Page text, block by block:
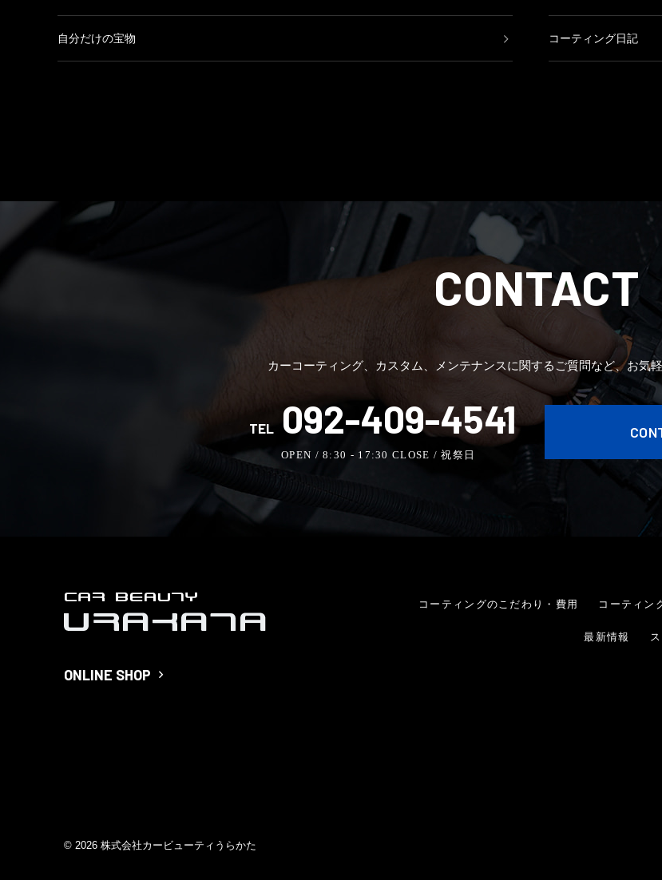
自分だけの宝物 コーティング日記
CONTACT
カーコーティング、カスタム、メンテナンスに関するご質問など、お気
TEL092-409-4541
OPEN / 8:30 - 17:30 CLOSE / 祝祭日
ONLINE SHOP
コーティングのこだわり・費用 コーティン
最新情報
© 2026 株式会社カービューティうらかた